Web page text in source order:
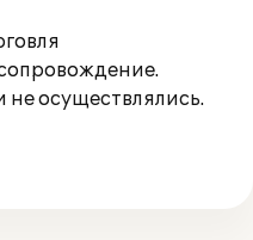
осуществлялись.